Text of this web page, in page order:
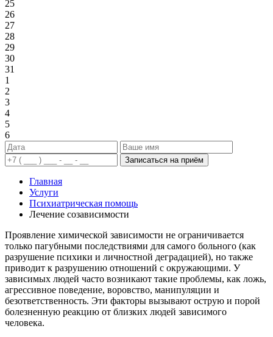
25
26
27
28
29
30
31
1
2
3
4
5
6
Записаться на приём
Главная
Услуги
Психиатрическая помощь
Лечение созависимости
Проявление химической зависимости не ограничивается
только пагубными последствиями для самого больного (как
разрушение психики и личностной деградацией), но также
приводит к разрушению отношений с окружающими. У
зависимых людей часто возникают такие проблемы, как ложь,
агрессивное поведение, воровство, манипуляции и
безответственность. Эти факторы вызывают острую и порой
болезненную реакцию от близких людей зависимого
человека.